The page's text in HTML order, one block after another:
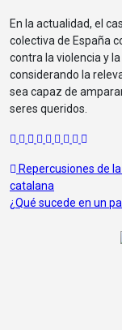
En la actualidad, el
colectiva de España
contra la violencia y
considerando la
sea capaz de
seres queridos.
Navegación
de
Repercusiones de
catalana
¿Qué sucede en un